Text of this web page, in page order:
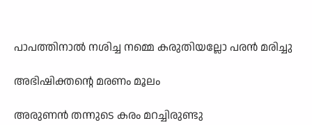
പാപത്തിനാൽ നശിച്ച നമ്മെ കരുതിയല്ലോ പരൻ മരിച്ചു
അഭിഷിക്തന്റെ മരണം മൂലം
അരുണൻ തന്നുടെ കരം മറച്ചിരുണ്ടു